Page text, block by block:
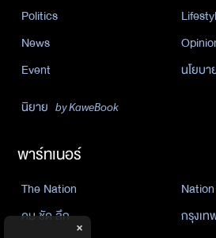
Politics
News
Event
นโยบ
นิยาย by KaweBook
พาร์ทเนอร์
The Nation
คม ชัด ลึก
กรุงเ
×